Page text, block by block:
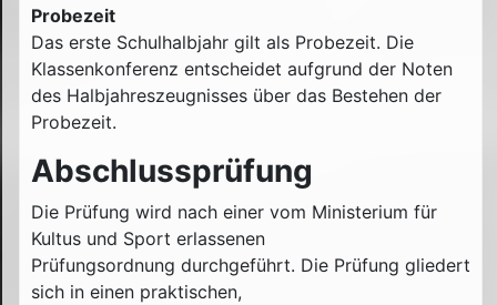
Probezeit
Das erste Schulhalbjahr gilt als Probezeit. Die
Klassenkonferenz entscheidet aufgrund der Noten
des Halbjahreszeugnisses über das Bestehen der
Probezeit.
Abschlussprüfung
Die Prüfung wird nach einer vom Ministerium für
Kultus und Sport erlassenen
Prüfungsordnung durchgeführt. Die Prüfung gliedert
sich in einen praktischen,